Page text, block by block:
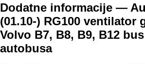
Dodatne informacije —
(01.10-) RG100 ventilator
Volvo B7, B8, B9, B12 bus
autobusa